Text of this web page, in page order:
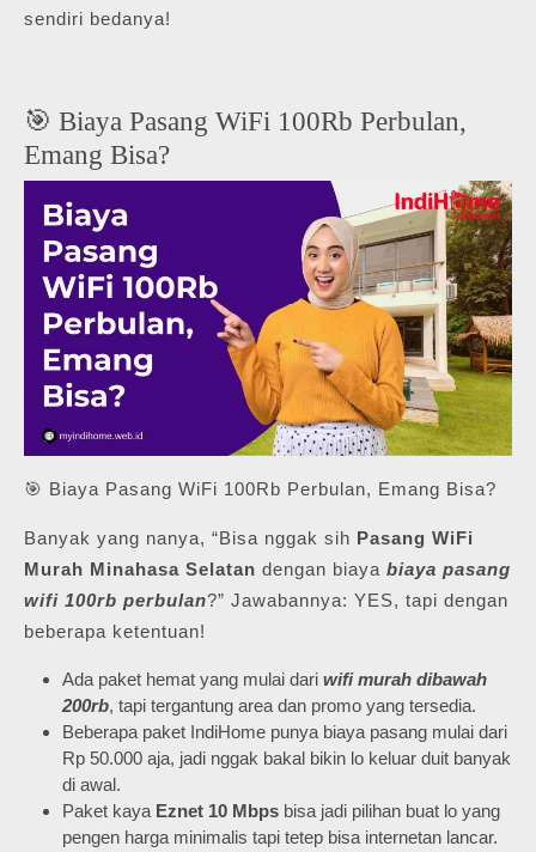
sendiri bedanya!
🎯 Biaya Pasang WiFi 100Rb Perbulan,
Emang Bisa?
🎯 Biaya Pasang WiFi 100Rb Perbulan, Emang Bisa?
Banyak yang nanya, “Bisa nggak sih Pasang WiFi
Murah Minahasa Selatan dengan biaya biaya pasang
wifi 100rb perbulan?” Jawabannya: YES, tapi dengan
beberapa ketentuan!
Ada paket hemat yang mulai dari wifi murah dibawah
200rb, tapi tergantung area dan promo yang tersedia.
Beberapa paket IndiHome punya biaya pasang mulai dari
Rp 50.000 aja, jadi nggak bakal bikin lo keluar duit banyak
di awal.
Paket kaya Eznet 10 Mbps bisa jadi pilihan buat lo yang
pengen harga minimalis tapi tetep bisa internetan lancar.